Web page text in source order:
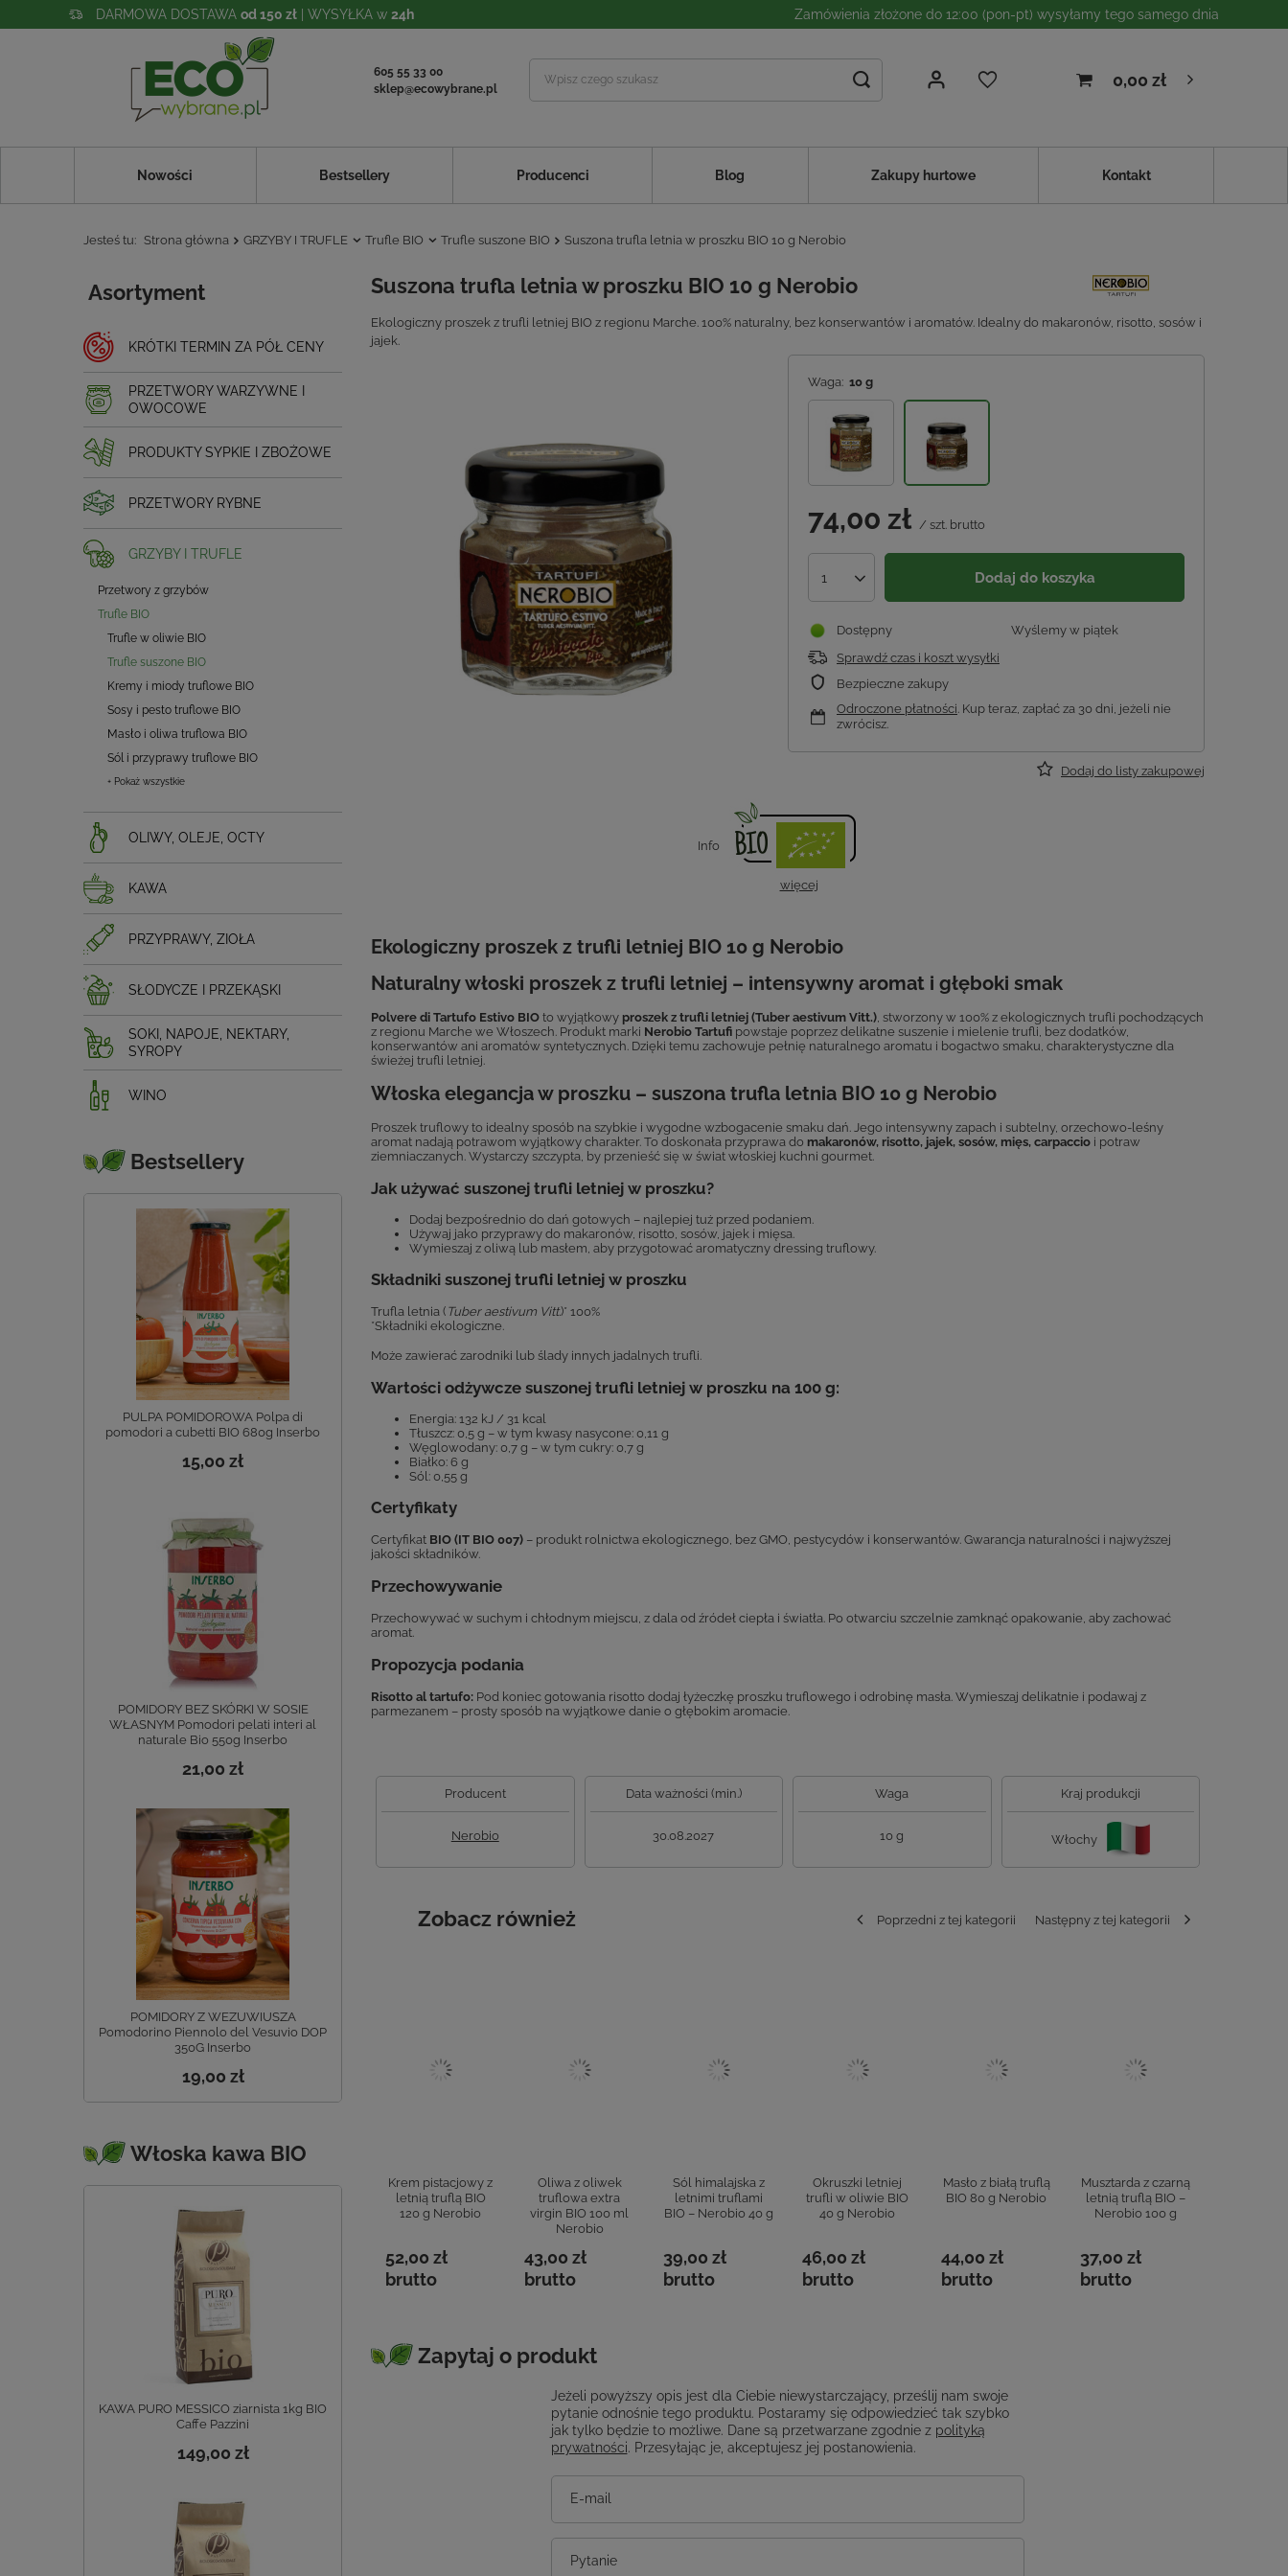
DARMOWA DOSTAWA od 150 zł | WYSYŁKA w 24h Zamówienia złożone do 12:00 (pon-pt) wysyłamy tego samego dnia
605 55 33 00
sklep@ecowybrane.pl
0,00 zł
Nowości Bestsellery Producenci Blog Zakupy hurtowe Kontakt
Jesteś tu: Strona główna GRZYBY I TRUFLE Trufle BIO Trufle suszone BIO Suszona trufla letnia w proszku BIO 10 g Nerobio
Asortyment
KRÓTKI TERMIN ZA PÓŁ CENY
PRZETWORY WARZYWNE I
OWOCOWE
PRODUKTY SYPKIE I ZBOŻOWE
PRZETWORY RYBNE
GRZYBY I TRUFLE
Przetwory z grzybów
Trufle BIO
Trufle w oliwie BIO
Trufle suszone BIO
Kremy i miody truflowe BIO
Sosy i pesto truflowe BIO
Masło i oliwa truflowa BIO
Sól i przyprawy truflowe BIO
+ Pokaż wszystkie
OLIWY, OLEJE, OCTY
KAWA
PRZYPRAWY, ZIOŁA
SŁODYCZE I PRZEKĄSKI
SOKI, NAPOJE, NEKTARY,
SYROPY
WINO
Bestsellery
PULPA POMIDOROWA Polpa di
pomodori a cubetti BIO 680g Inserbo
15,00 zł
POMIDORY BEZ SKÓRKI W SOSIE
WŁASNYM Pomodori pelati interi al
naturale Bio 550g Inserbo
21,00 zł
POMIDORY Z WEZUWIUSZA
Pomodorino Piennolo del Vesuvio DOP
350G Inserbo
19,00 zł
Włoska kawa BIO
KAWA PURO MESSICO ziarnista 1kg BIO
Caffe Pazzini
149,00 zł
Suszona trufla letnia w proszku BIO 10 g Nerobio
Ekologiczny proszek z trufli letniej BIO z regionu Marche. 100% naturalny, bez konserwantów i aromatów. Idealny do makaronów, risotto, sosów i
jajek.
Waga: 10 g
74,00 zł / szt. brutto
1 Dodaj do koszyka
Wyślemyw piątek
Dostępny
Sprawdź czas i koszt wysyłki
Bezpieczne zakupy
Odroczone płatności. Kup teraz, zapłać za 30 dni, jeżeli nie
zwrócisz.
Dodaj do listy zakupowej
Info
więcej
Ekologiczny proszek z trufli letniej BIO 10 g Nerobio
Naturalny włoski proszek z trufli letniej – intensywny aromat i głęboki smak
Polvere di Tartufo Estivo BIO to wyjątkowy proszek z trufli letniej (Tuber aestivum Vitt.), stworzony w 100% z ekologicznych trufli pochodzących
z regionu Marche we Włoszech. Produkt marki Nerobio Tartufi powstaje poprzez delikatne suszenie i mielenie trufli, bez dodatków,
konserwantów ani aromatów syntetycznych. Dzięki temu zachowuje pełnię naturalnego aromatu i bogactwo smaku, charakterystyczne dla
świeżej trufli letniej.
Włoska elegancja w proszku – suszona trufla letnia BIO 10 g Nerobio
Proszek truflowy to idealny sposób na szybkie i wygodne wzbogacenie smaku dań. Jego intensywny zapach i subtelny, orzechowo-leśny
aromat nadają potrawom wyjątkowy charakter. To doskonała przyprawa do makaronów, risotto, jajek, sosów, mięs, carpaccio i potraw
ziemniaczanych. Wystarczy szczypta, by przenieść się w świat włoskiej kuchni gourmet.
Jak używać suszonej trufli letniej w proszku?
Dodaj bezpośrednio do dań gotowych – najlepiej tuż przed podaniem.
Używaj jako przyprawy do makaronów, risotto, sosów, jajek i mięsa.
Wymieszaj z oliwą lub masłem, aby przygotować aromatyczny dressing truflowy.
Składniki suszonej trufli letniej w proszku
Trufla letnia ( Tuber aestivum Vitt.)* 100%
*Składniki ekologiczne.
Może zawierać zarodniki lub ślady innych jadalnych trufli.
Wartości odżywcze suszonej trufli letniej w proszku na 100 g:
Energia: 132 kJ / 31 kcal
Tłuszcz: 0,5 g – w tym kwasy nasycone: 0,11 g
Węglowodany: 0,7 g – w tym cukry: 0,7 g
Białko: 6 g
Sól: 0,55 g
Certyfikaty
Certyfikat BIO (IT BIO 007) – produkt rolnictwa ekologicznego, bez GMO, pestycydów i konserwantów. Gwarancja naturalności i najwyższej
jakości składników.
Przechowywanie
Przechowywać w suchym i chłodnym miejscu, z dala od źródeł ciepła i światła. Po otwarciu szczelnie zamknąć opakowanie, aby zachować
aromat.
Propozycja podania
Risotto al tartufo: Pod koniec gotowania risotto dodaj łyżeczkę proszku truflowego i odrobinę masła. Wymieszaj delikatnie i podawaj z
parmezanem – prosty sposób na wyjątkowe danie o głębokim aromacie.
Producent
Nerobio
Data ważności (min.)
30.08.2027
Waga
10 g
Kraj produkcji
Włochy
Zobacz również Poprzedni z tej kategorii
Suszona trufla
BIO 100 g Nerobio
649,00 zł
Suszona trufla
Krem pistacjowy z
letnią truflą BIO
120 g Nerobio
52,00 zł
brutto
Oliwa z oliwek
truflowa extra
virgin BIO 100 ml
Nerobio
43,00 zł
brutto
Sól himalajska z
letnimi truflami
BIO – Nerobio 40 g
39,00 zł
brutto
Okruszki letniej
trufli w oliwie BIO
40 g Nerobio
46,00 zł
brutto
Masło z białą truflą
BIO 80 g Nerobio
44,00 zł
brutto
Musztarda z czarną
letnią truflą BIO –
Nerobio 100 g
37,00 zł
brutto
Następny z tej kategorii
Zapytaj o produkt
Jeżeli powyższy opis jest dla Ciebie niewystarczający, prześlij nam swoje
pytanie odnośnie tego produktu. Postaramy się odpowiedzieć tak szybko
jak tylko będzie to możliwe. Dane są przetwarzane zgodnie z polityką
prywatności. Przesyłając je, akceptujesz jej postanowienia.
E-mail
Pytanie